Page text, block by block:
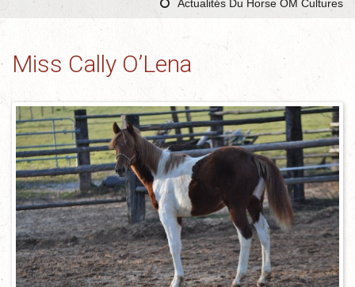
Actualités Du Horse OM Cultures
Miss Cally O’Lena